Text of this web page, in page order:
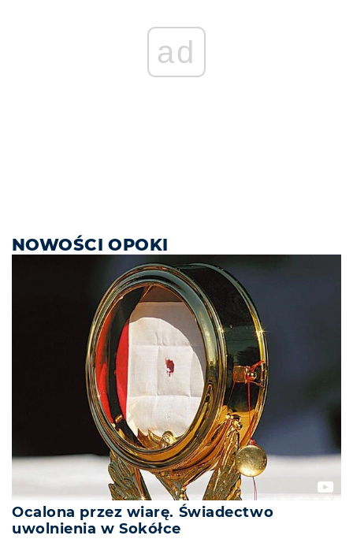
ad
NOWOŚCI OPOKI
Ocalona przez wiarę. Świadectwo
uwolnienia w Sokółce